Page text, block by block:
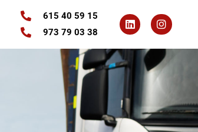
615 40 59 15
973 79 03 38